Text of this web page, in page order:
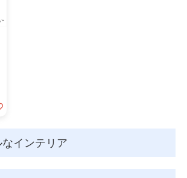
インテリア